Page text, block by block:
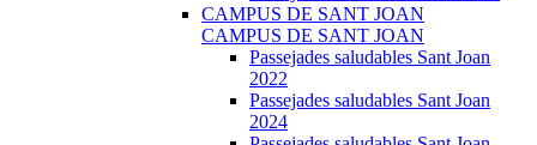
CAMPUS DE SANT JOAN
CAMPUS DE SANT JOAN
Passejades saludables Sant Joan
2022
Passejades saludables Sant Joan
2024